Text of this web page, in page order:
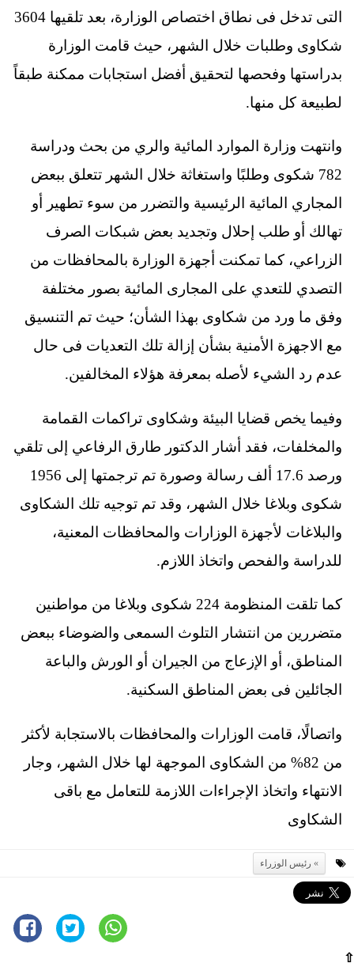
التى تدخل فى نطاق اختصاص الوزارة، بعد تلقيها 3604
شكاوى وطلبات خلال الشهر، حيث قامت الوزارة
بدراستها وفحصها لتحقيق أفضل استجابات ممكنة طبقاً
لطبيعة كل منها.
وانتهت وزارة الموارد المائية والري من بحث ودراسة
782 شكوى وطلبًا واستغاثة خلال الشهر تتعلق ببعض
المجاري المائية الرئيسية والتضرر من سوء تطهير أو
تهالك أو طلب إحلال وتجديد بعض شبكات الصرف
الزراعي، كما تمكنت أجهزة الوزارة بالمحافظات من
التصدي للتعدي على المجارى المائية بصور مختلفة
وفق ما ورد من شكاوى بهذا الشأن؛ حيث تم التنسيق
مع الاجهزة الأمنية بشأن إزالة تلك التعديات فى حال
عدم رد الشيء لأصله بمعرفة هؤلاء المخالفين.
وفيما يخص قضايا البيئة وشكاوى تراكمات القمامة
والمخلفات، فقد أشار الدكتور طارق الرفاعي إلى تلقي
ورصد 17.6 ألف رسالة وصورة تم ترجمتها إلى 1956
شكوى وبلاغا خلال الشهر، وقد تم توجيه تلك الشكاوى
والبلاغات لأجهزة الوزارات والمحافظات المعنية،
للدراسة والفحص واتخاذ اللازم.
كما تلقت المنظومة 224 شكوى وبلاغا من مواطنين
متضررين من انتشار التلوث السمعى والضوضاء ببعض
المناطق، أو الإزعاج من الجيران أو الورش والباعة
الجائلين فى بعض المناطق السكنية.
واتصالًا، قامت الوزارات والمحافظات بالاستجابة لأكثر
من 82% من الشكاوى الموجهة لها خلال الشهر، وجار
الانتهاء واتخاذ الإجراءات اللازمة للتعامل مع باقى
الشكاوى
رئيس الوزراء
⇧